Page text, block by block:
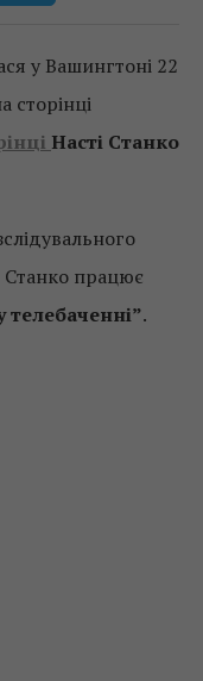
у Вашингтоні 22
сторінці
Насті Станко
Станко працює
.